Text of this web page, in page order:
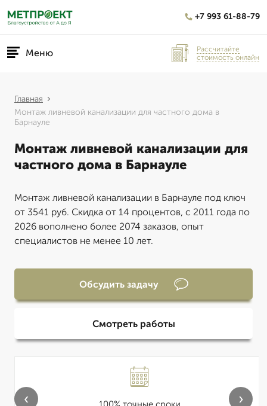
+7 993 61-88-79
Меню
Рассчитайте
стоимость онлайн
Главная
Монтаж ливневой канализации для частного дома в
Барнауле
Монтаж ливневой канализации для
частного дома в Барнауле
Монтаж ливневой канализации в Барнауле под ключ
от 3541 руб. Скидка от 14 процентов, с 2011 года по
2026 вополнено более 2074 заказов, опыт
специалистов не менее 10 лет.
Обсудить задачу
Смотреть работы
‹ ›